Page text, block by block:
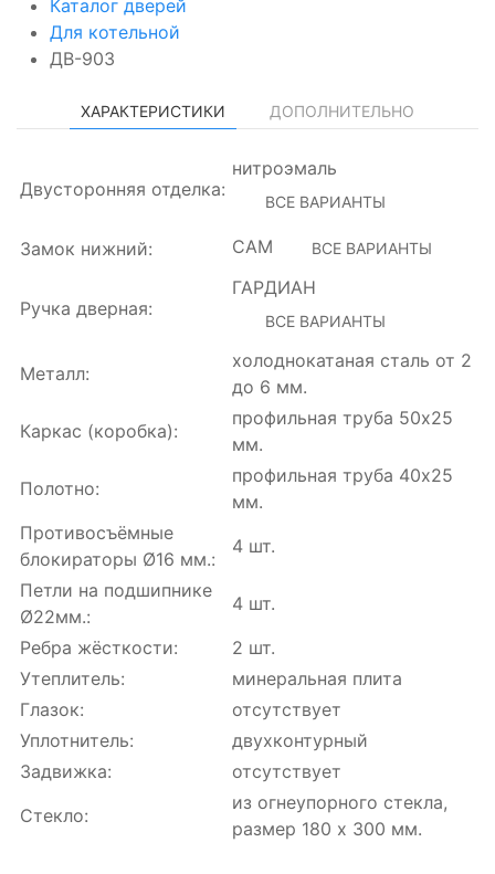
Каталог дверей
Для котельной
ДВ-903
ХАРАКТЕРИСТИКИ ДОПОЛНИТЕЛЬНО
Двусторонняя отделка:
нитроэмаль
ВСЕ ВАРИАНТЫ
Замок нижний: САМ ВСЕ ВАРИАНТЫ
Ручка дверная:
ГАРДИАН
ВСЕ ВАРИАНТЫ
Металл:
холоднокатаная сталь от 2
до 6 мм.
Каркас (коробка):
профильная труба 50х25
мм.
Полотно:
профильная труба 40х25
мм.
Противосъёмные
блокираторы Ø16 мм.:
4 шт.
Петли на подшипнике
Ø22мм.:
4 шт.
Ребра жёсткости:
2 шт.
Утеплитель:
минеральная плита
Глазок:
отсутствует
Уплотнитель:
двухконтурный
Задвижка:
отсутствует
Стекло:
из огнеупорного стекла,
размер 180 х 300 мм.